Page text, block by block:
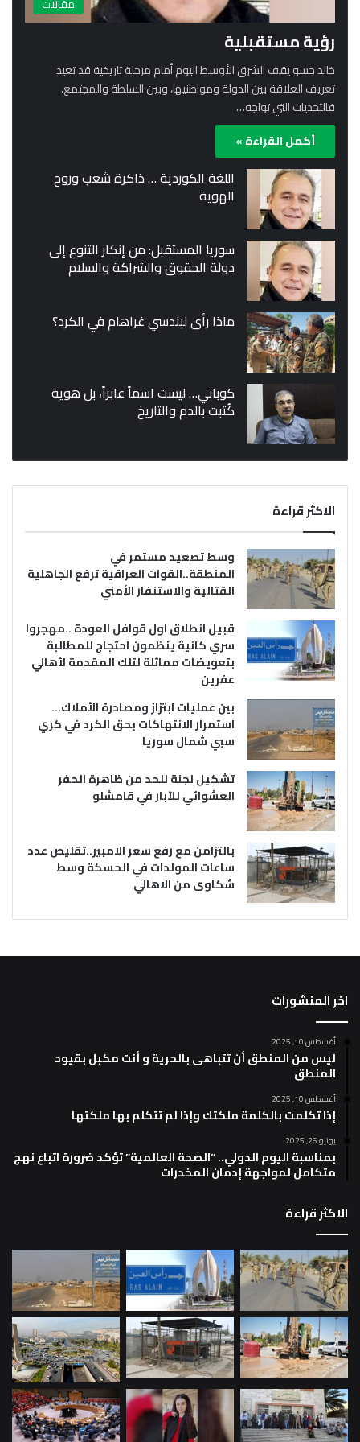
مقالات
رؤية مستقبلية
خالد حسو يقف الشرق الأوسط اليوم أمام مرحلة تاريخية قد تعيد
تعريف العلاقة بين الدولة ومواطنيها، وبين السلطة والمجتمع.
فالتحديات التي تواجه…
أكمل القراءة »
اللغة الكوردية … ذاكرة شعب وروح
الهوية
سوريا المستقبل: من إنكار التنوع إلى
دولة الحقوق والشراكة والسلام
ماذا رأى ليندسي غراهام في الكرد؟
كوباني… ليست اسماً عابراً، بل هوية
كُتبت بالدم والتاريخ
الاكثر قراءة
وسط تصعيد مستمر في
المنطقة..القوات العراقية ترفع الجاهلية
القتالية والاستنفار الأمني
قبيل انطلاق اول قوافل العودة ..مهجروا
سري كانية ينظمون احتجاج للمطالبة
بتعويضات مماثلة لتلك المقدمة لأهالي
عفرين
بين عمليات ابتزاز ومصادرة الأملاك…
استمرار الانتهاكات بحق الكرد في كري
سبي شمال سوريا
تشكيل لجنة للحد من ظاهرة الحفر
العشوائي للآبار في قامشلو
بالتزامن مع رفع سعر الامبير..تقليص عدد
ساعات المولدات في الحسكة وسط
شكاوى من الاهالي
اخر المنشورات
أغسطس 10, 2025
ليس من المنطق أن تتباهى بالحرية و أنت مكبل بقيود
المنطق
أغسطس 10, 2025
إذا تكلمت بالكلمة ملكتك وإذا لم تتكلم بها ملكتها
يونيو 26, 2025
بمناسبة اليوم الدولي.. “الصحة العالمية” تؤكد ضرورة اتباع نهج
متكامل لمواجهة إدمان المخدرات
الاكثر قراءة